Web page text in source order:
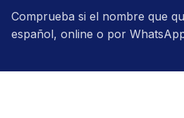
Comprueba si el nombre que
español, online o por